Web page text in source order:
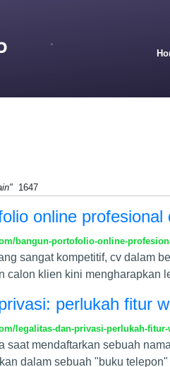
1647
online profesional
bangun-portofolio-online-
sangat kompetitif, cv dalam
calon klien kini mengharapkan
perlukah fitur
legalitas-dan-privasi-perlukah-
saat mendaftarkan sebuah nama
dalam sebuah "buku